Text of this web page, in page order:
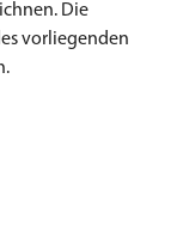
Die
vorliegenden